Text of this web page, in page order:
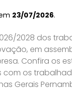
23/07/2026.
2028 dos
em
Confira os
com os
Gerais